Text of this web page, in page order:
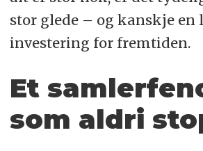
stor glede – og kanskje en
investering for fremtiden.
Et
som aldri